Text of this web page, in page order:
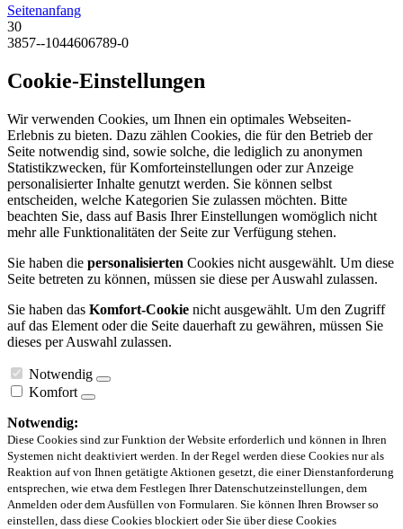
Seitenanfang
30
3857--1044606789-0
Cookie-Einstellungen
Wir verwenden Cookies, um Ihnen ein optimales Webseiten-
Erlebnis zu bieten. Dazu zählen Cookies, die für den Betrieb der
Seite notwendig sind, sowie solche, die lediglich zu anonymen
Statistikzwecken, für Komforteinstellungen oder zur Anzeige
personalisierter Inhalte genutzt werden. Sie können selbst
entscheiden, welche Kategorien Sie zulassen möchten. Bitte
beachten Sie, dass auf Basis Ihrer Einstellungen womöglich nicht
mehr alle Funktionalitäten der Seite zur Verfügung stehen.
Sie haben die personalisierten Cookies nicht ausgewählt. Um diese
Seite betreten zu können, müssen sie diese per Auswahl zulassen.
Sie haben das Komfort-Cookie nicht ausgewählt. Um den Zugriff
auf das Element oder die Seite dauerhaft zu gewähren, müssen Sie
dieses per Auswahl zulassen.
Notwendig
Komfort
Notwendig:
Diese Cookies sind zur Funktion der Website erforderlich und können in Ihren
Systemen nicht deaktiviert werden. In der Regel werden diese Cookies nur als
Reaktion auf von Ihnen getätigte Aktionen gesetzt, die einer Dienstanforderung
entsprechen, wie etwa dem Festlegen Ihrer Datenschutzeinstellungen, dem
Anmelden oder dem Ausfüllen von Formularen. Sie können Ihren Browser so
einstellen, dass diese Cookies blockiert oder Sie über diese Cookies